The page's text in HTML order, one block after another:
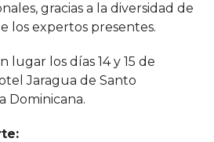
gracias a la diversidad de
los expertos presentes.
lugar los días 14 y 15 de
Jaragua de Santo
Dominicana.